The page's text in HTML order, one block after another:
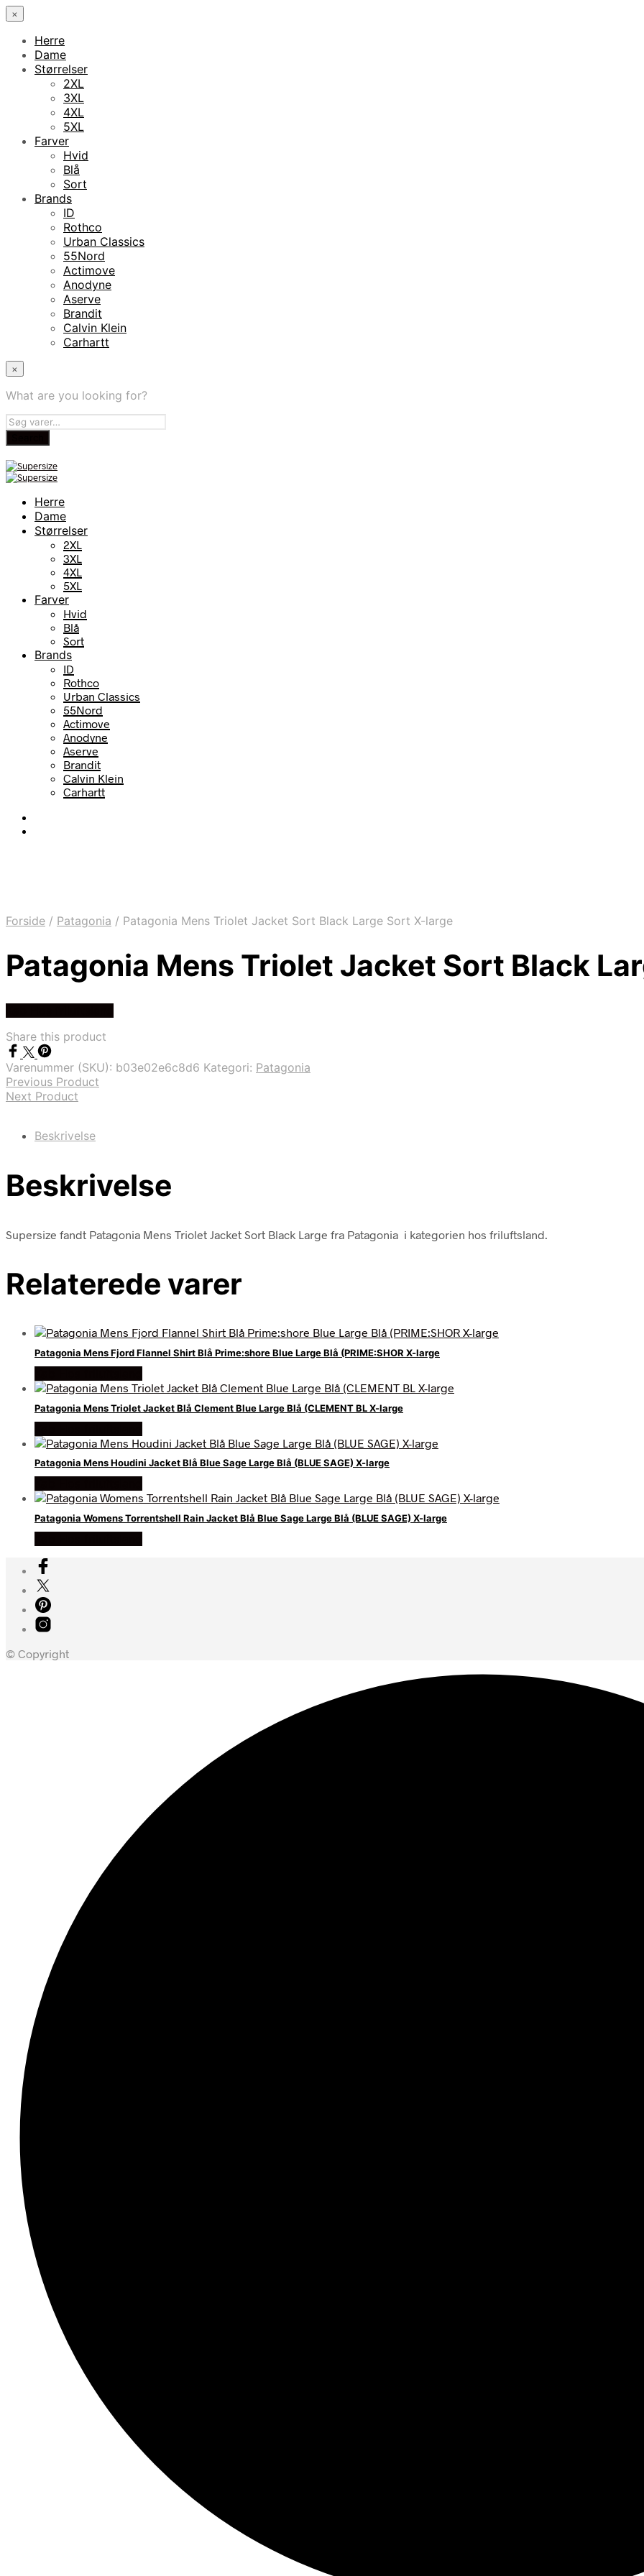
×
Herre
Dame
Størrelser
2XL
3XL
4XL
5XL
Farver
Hvid
Blå
Sort
Brands
ID
Rothco
Urban Classics
55Nord
Actimove
Anodyne
Aserve
Brandit
Calvin Klein
Carhartt
×
What are you looking for?
Herre
Dame
Størrelser
2XL
3XL
4XL
5XL
Farver
Hvid
Blå
Sort
Brands
ID
Rothco
Urban Classics
55Nord
Actimove
Anodyne
Aserve
Brandit
Calvin Klein
Carhartt
Forside / Patagonia / Patagonia Mens Triolet Jacket Sort Black Large Sort X-large
Patagonia Mens Triolet Jacket Sort Black
Share this product
Varenummer (SKU): b03e02e6c8d6 Kategori: Patagonia
Previous Product
Next Product
Beskrivelse
Beskrivelse
Supersize fandt Patagonia Mens Triolet Jacket Sort Black Large fra Patagonia i kategorien hos friluftsland.
Relaterede varer
Patagonia Mens Fjord Flannel Shirt Blå Prime:shore Blue Large Blå (PRIME:SHOR X-large
Patagonia Mens Triolet Jacket Blå Clement Blue Large Blå (CLEMENT BL X-large
Patagonia Mens Houdini Jacket Blå Blue Sage Large Blå (BLUE SAGE) X-large
Patagonia Womens Torrentshell Rain Jacket Blå Blue Sage Large Blå (BLUE SAGE) X-large
© Copyright